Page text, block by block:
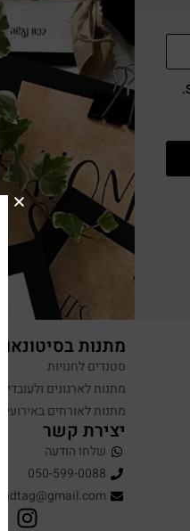
מתנות בסיטונאות
סטנדים לחנויות
מתנות לארגונים ולעובדים
מתנות לאורחים באירועים
יצירת קשר
שלחו הודעה
050-599-0088